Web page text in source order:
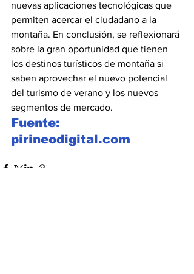
nuevas aplicaciones tecnológicas que
permiten acercar el ciudadano a la
montaña. En conclusión, se reflexionará
sobre la gran oportunidad que tienen
los destinos turísticos de montaña si
saben aprovechar el nuevo potencial
del turismo de verano y los nuevos
segmentos de mercado.
Fuente:
pirineodigital.com